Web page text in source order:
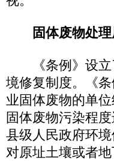
固体废物处
《条例》设立
境修复制度。《
业固体废物的单
固体废物污染程
县级人民政府环
对原址土壤或者